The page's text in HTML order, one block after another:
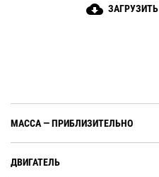
cloud_download ЗАГРУЗИТЬ
МАССА — ПРИБЛИЗИТЕЛЬНО
ДВИГАТЕЛЬ